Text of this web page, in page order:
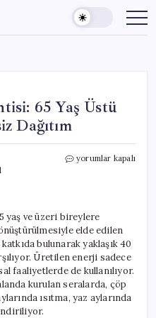
65 Yaş Üstü
Dağıtım
20
Yaş
Üstü
Vatandaşlara
Ücretsiz
Dağıtım
için
yorumlar kapalı
yaş ve üzeri bireylere
elde edilen
bulunarak yaklaşık 40
Üretilen enerji sadece
faaliyetlerde de kullanılıyor.
kurulan seralarda, çöp
ısıtma, yaz aylarında